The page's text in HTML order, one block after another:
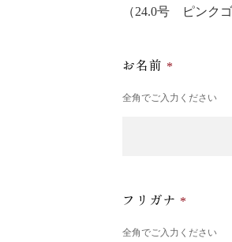
（24.0号 ピンクゴ
お名前
全角でご入力ください
フリガナ
全角でご入力ください